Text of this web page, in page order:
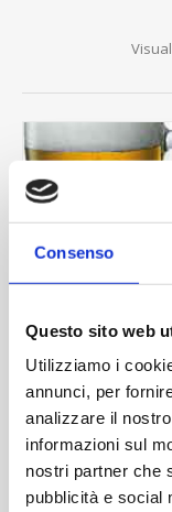
Consenso
Questo sito web
Utilizziamo i
annunci, per
analizzare il
informazioni sul
nostri partner che
pubblicità e social
Boccale baviera